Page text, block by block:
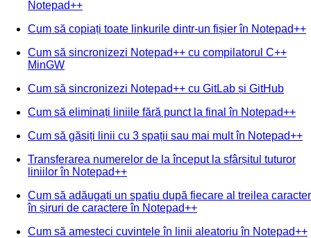
Notepad++
Cum să copiați toate linkurile dintr-un fișier în Notepad++
Cum să sincronizezi Notepad++ cu compilatorul C++
MinGW
Cum să sincronizezi Notepad++ cu GitLab și GitHub
Cum să eliminați liniile fără punct la final în Notepad++
Cum să găsiți linii cu 3 spații sau mai mult în Notepad++
Transferarea numerelor de la început la sfârșitul tuturor
liniilor în Notepad++
Cum să adăugați un spațiu după fiecare al treilea caracter
în șiruri de caractere în Notepad++
Cum să amesteci cuvintele în linii aleatoriu în Notepad++